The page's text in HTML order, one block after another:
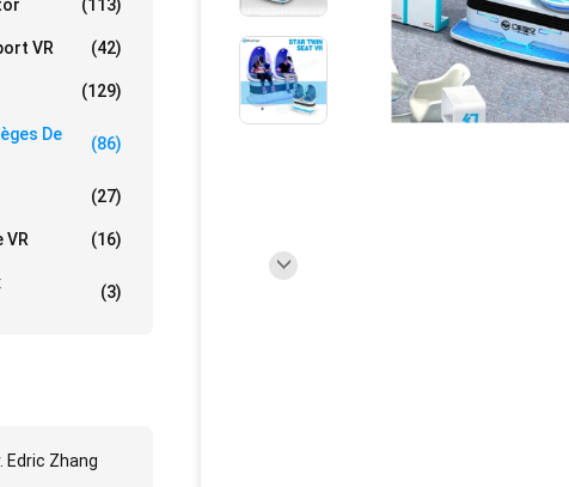
(113)
VR (42)
(129)
De
(86)
(27)
VR (16)
(3)
Edric Zhang